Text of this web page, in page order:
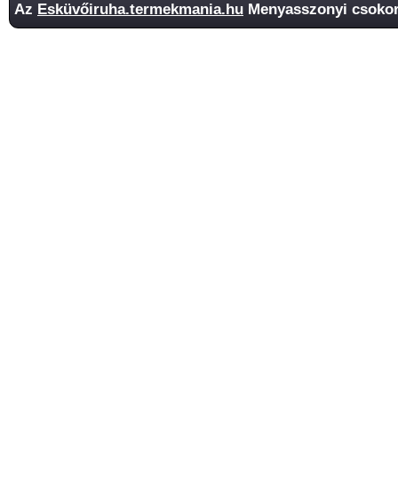
Az Esküvőiruha.termekmania.hu Menyasszonyi